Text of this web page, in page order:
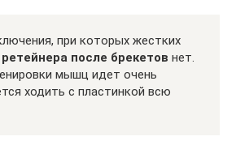
при которых жестких
ретейнера после брекетов нет.
мышц идет очень
ходить с пластинкой всю